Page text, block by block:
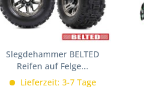
Slegdehammer BELTED
Reifen auf Felge...
Lieferzeit: 3-7 Tage